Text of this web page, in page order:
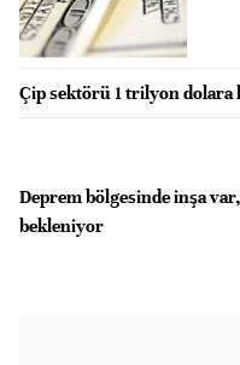
Çip sektörü 1 trilyon dolara
Deprem bölgesinde inşa
bekleniyor